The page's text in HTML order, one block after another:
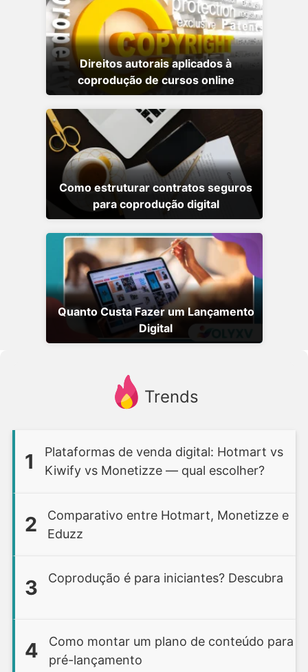
Direitos autorais aplicados à
coprodução de cursos online
Como estruturar contratos seguros
para coprodução digital
Quanto Custa Fazer um Lançamento
Digital
Trends
1
Plataformas de venda digital: Hotmart vs
Kiwify vs Monetizze — qual escolher?
2
Comparativo entre Hotmart, Monetizze e
Eduzz
3 Coprodução é para iniciantes? Descubra
4
Como montar um plano de conteúdo para
pré-lançamento